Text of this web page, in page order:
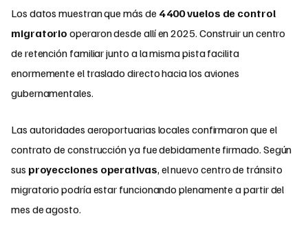
Los datos muestran que más de 4 400 vuelos de control
migratorio operaron desde allí en 2025. Construir un centro
de retención familiar junto a la misma pista facilita
enormemente el traslado directo hacia los aviones
gubernamentales.
Las autoridades aeroportuarias locales confirmaron que el
contrato de construcción ya fue debidamente firmado. Según
sus proyecciones operativas, el nuevo centro de tránsito
migratorio podría estar funcionando plenamente a partir del
mes de agosto.